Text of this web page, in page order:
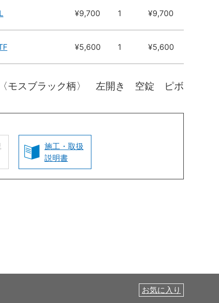
¥9,700 1 ¥9,700
¥5,600 1 ¥5,600
モスブラック柄〉 左開き 空錠 ピボ
施工・取扱
説明書
お気に入り